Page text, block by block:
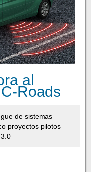
al
Roads
de sistemas
proyectos pilotos